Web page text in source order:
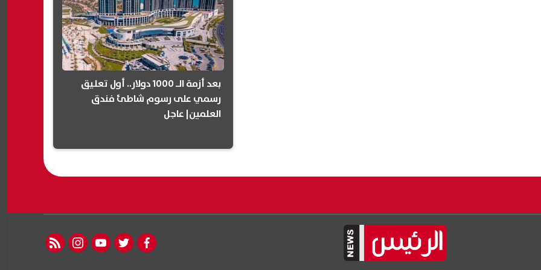
بعد أزمة الـ 1000 دولار.. أول تعليق
رسمي على رسوم شاطئ فندق
العلمين| عاجل
facebook
twitter
youtube
instagram
rss feed